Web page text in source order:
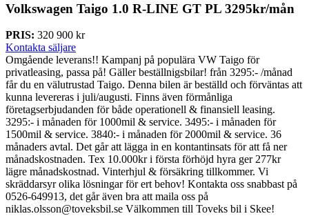
Volkswagen Taigo 1.0 R-LINE GT PL 3295kr/mån
PRIS: 320 900 kr
Kontakta säljare
Omgående leverans!! Kampanj på populära VW Taigo för
privatleasing, passa på! Gäller beställnigsbilar! från 3295:- /månad
får du en välutrustad Taigo. Denna bilen är beställd och förväntas att
kunna levereras i juli/augusti. Finns även förmånliga
företagserbjudanden för både operationell & finansiell leasing.
3295:- i månaden för 1000mil & service. 3495:- i månaden för
1500mil & service. 3840:- i månaden för 2000mil & service. 36
månaders avtal. Det går att lägga in en kontantinsats för att få ner
månadskostnaden. Tex 10.000kr i första förhöjd hyra ger 277kr
lägre månadskostnad. Vinterhjul & försäkring tillkommer. Vi
skräddarsyr olika lösningar för ert behov! Kontakta oss snabbast på
0526-649913, det går även bra att maila oss på
niklas.olsson@toveksbil.se Välkommen till Toveks bil i Skee!